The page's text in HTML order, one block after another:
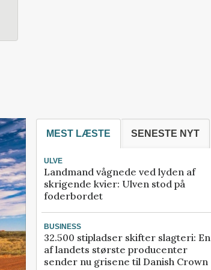
MEST LÆSTE SENESTE NYT
ULVE
Landmand vågnede ved lyden af
skrigende kvier: Ulven stod på
foderbordet
BUSINESS
32.500 stipladser skifter slagteri: En
af landets største producenter
sender nu grisene til Danish Crown